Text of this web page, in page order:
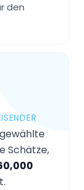
den
Schätze,